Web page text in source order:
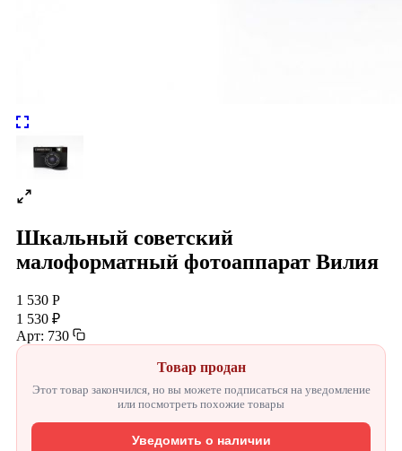
Шкальный советский
малоформатный фотоаппарат Вилия
1 530 Р
1 530 ₽
Арт: 730
Товар продан
Этот товар закончился, но вы можете подписаться на уведомление
или посмотреть похожие товары
Уведомить о наличии